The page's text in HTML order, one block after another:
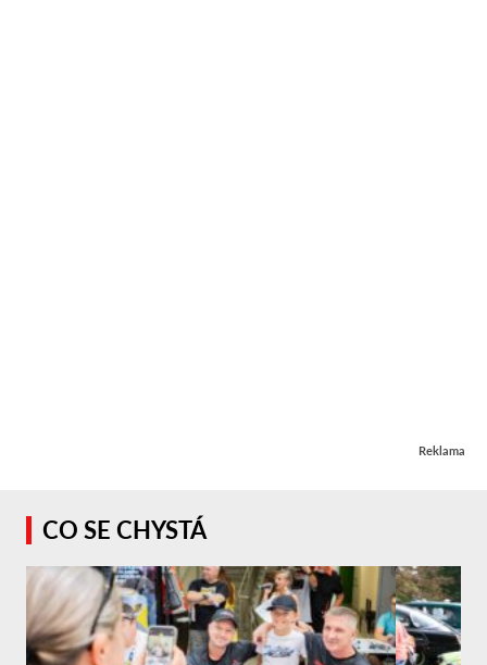
Reklama
CO SE CHYSTÁ